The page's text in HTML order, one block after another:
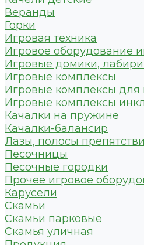
Веранды
Горки
Игровая техника
Игровое оборудование
Игровые домики,
Игровые комплексы
Игровые комплексы
Игровые комплексы
Качалки на пружине
Качалки-балансир
Лазы, полосы
Песочницы
Песочные городки
Прочее игровое
Карусели
Скамьи
Скамьи парковые
Скамья уличная